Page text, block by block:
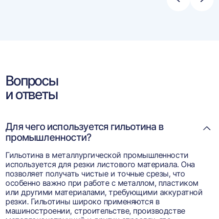
Стрелка
Вопросы
и ответы
Для чего используется гильотина в
промышленности?
Гильотина в металлургической промышленности
используется для резки листового материала. Она
позволяет получать чистые и точные срезы, что
особенно важно при работе с металлом, пластиком
или другими материалами, требующими аккуратной
резки. Гильотины широко применяются в
машиностроении, строительстве, производстве